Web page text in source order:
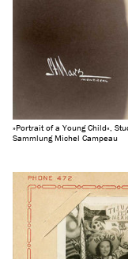
»Portrait of a Young Child«,
Sammlung Michel Campeau